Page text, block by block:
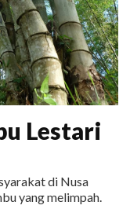
Lestari
di Nusa
yang melimpah.